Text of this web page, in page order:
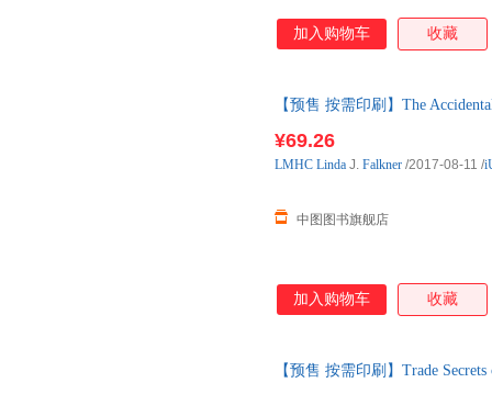
加入购物车 收藏
【预售 按需印刷】The
¥69.26
中图图书旗舰店
LMHC Linda J. Falkner /2017-08-11 /
加入购物车 收藏
【预售 按需印刷】Trade